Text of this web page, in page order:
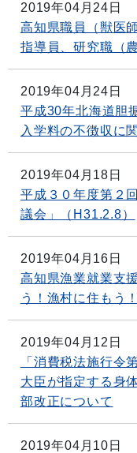
2019年04月24日
高知県職員（獣医
指導員、研究職（
2019年04月24日
平成30年北海道胆
入学料の不徴収に
2019年04月18日
平成３０年度第２
議会」（H31.2.8）
2019年04月16日
高知県漁業就業支
う！漁村に住もう
2019年04月12日
「消費税法施行令
大臣が指定する身
部改正について
2019年04月10日